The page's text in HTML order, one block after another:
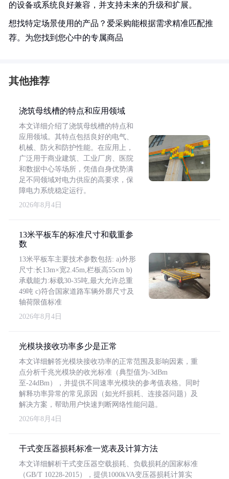
的设备或系统良好兼容，并支持未来的升级和扩展。
想找特定场景使用的产品？爱采购能根据需求精准匹配推
荐。为您找到您心中的专属商品
其他推荐
浇筑母线槽的特点和应用领域
本文详细介绍了浇筑母线槽的特点和
应用领域。其特点包括良好的电气、
机械、防火和防护性能。在应用上，
广泛用于商业建筑、工业厂房、医院
和数据中心等场所，凭借自身优势满
足不同领域对电力供应的高要求，保
障电力系统稳定运行。
2026年8月4日
13米平板车的标准尺寸和载重参
数
13米平板车主要技术参数包括: a)外形
尺寸:长13m×宽2.45m,栏板高55cm b)
承载能力:标载30-35吨,最大允许总重
49吨 c)符合国家道路车辆外廓尺寸及
轴荷限值标准
2026年8月4日
光模块接收功率多少是正常
本文详细解答光模块接收功率的正常范围及影响因素，重
点分析千兆光模块的收光标准（典型值为-3dBm
至-24dBm），并提供不同速率光模块的参考值表格。同时
解释功率异常的常见原因（如光纤损耗、连接器问题）及
解决方案，帮助用户快速判断网络性能问题。
2026年8月4日
干式变压器损耗标准一览表及计算方法
本文详细解析干式变压器空载损耗、负载损耗的国家标准
（GB/T 10228-2015），提供1000kVA变压器损耗计算实